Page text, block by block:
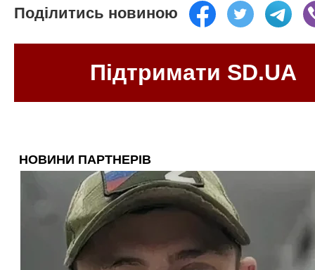
Поділитись новиною
Підтримати SD.UA